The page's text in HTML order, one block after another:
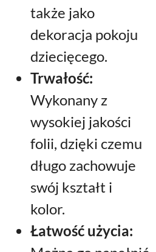
także jako
dekoracja pokoju
dziecięcego.
Trwałość:
Wykonany z
wysokiej jakości
folii, dzięki czemu
długo zachowuje
swój kształt i
kolor.
Łatwość użycia: